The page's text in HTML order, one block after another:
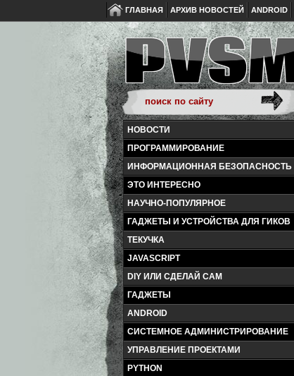
ГЛАВНАЯ АРХИВ НОВОСТЕЙ ANDROID
НОВОСТИ
ПРОГРАММИРОВАНИЕ
ИНФОРМАЦИОННАЯ БЕЗОПАСНОСТЬ
ЭТО ИНТЕРЕСНО
НАУЧНО-ПОПУЛЯРНОЕ
ГАДЖЕТЫ И УСТРОЙСТВА ДЛЯ ГИКОВ
ТЕКУЧКА
JAVASCRIPT
DIY ИЛИ СДЕЛАЙ САМ
ГАДЖЕТЫ
ANDROID
СИСТЕМНОЕ АДМИНИСТРИРОВАНИЕ
УПРАВЛЕНИЕ ПРОЕКТАМИ
PYTHON